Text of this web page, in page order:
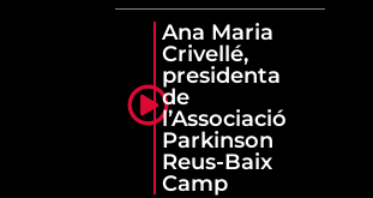
Ana Maria
Crivellé,
presidenta
de
l’Associació
Parkinson
Reus-Baix
Camp